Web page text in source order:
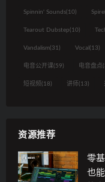
Spinnin' Sounds(10) Spire
Tearout Dubstep(10)
Vandalism(31) Vocal (13)
电音公开课(59) 电音盘点
短视频 (18) 讲师(13)
资源推荐
零
也